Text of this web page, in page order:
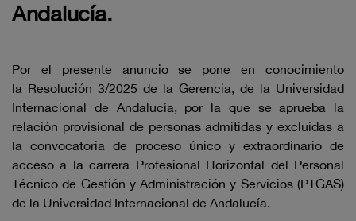
Andalucía.
Por el presente anuncio se pone en conocimiento
la Resolución 3/2025 de la Gerencia, de la Universidad
Internacional de Andalucía, por la que se aprueba la
relación provisional de personas admitidas y excluidas a
la convocatoria de proceso único y extraordinario de
acceso a la carrera Profesional Horizontal del Personal
Técnico de Gestión y Administración y Servicios (PTGAS)
de la Universidad Internacional de Andalucía.